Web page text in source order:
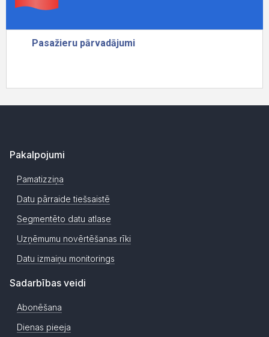
Pakalpojumi
Pamatizziņa
Datu pārraide tiešsaistē
Segmentēto datu atlase
Uzņēmumu novērtēšanas rīki
Datu izmaiņu monitorings
Sadarbības veidi
Abonēšana
Dienas pieeja